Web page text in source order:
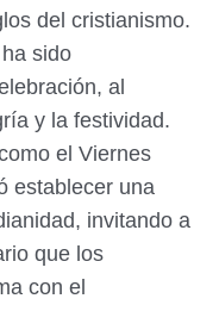
del cristianismo.
sido
al
y la festividad.
el Viernes
establecer una
invitando a
que los
con el